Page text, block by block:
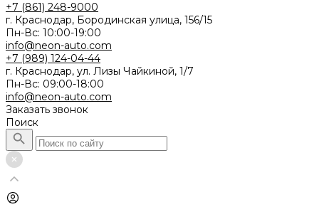
+7 (861) 248-9000
г. Краснодар, Бородинская улица, 156/15
Пн-Вс: 10:00-19:00
info@neon-auto.com
+7 (989) 124-04-44
г. Краснодар, ул. Лизы Чайкиной, 1/7
Пн-Вс: 09:00-18:00
info@neon-auto.com
Заказать звонок
Поиск